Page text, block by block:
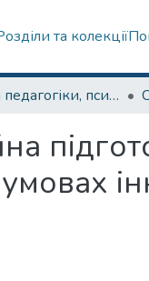
та колекції
Кафедра педагогіки, психології, початкової освіти та освітнього менеджменту